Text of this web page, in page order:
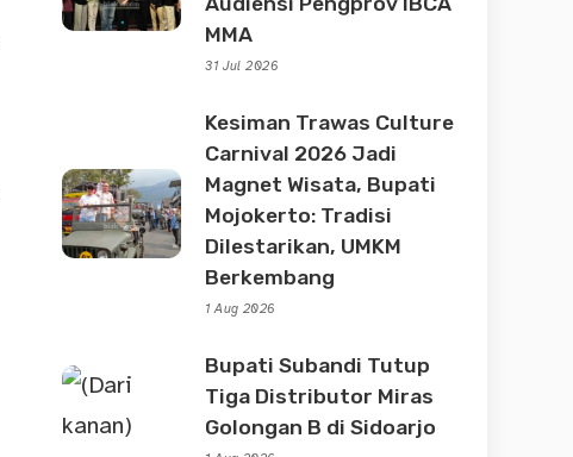
MMA
31 Jul 2026
Kesiman Trawas Culture
Carnival 2026 Jadi
Magnet Wisata, Bupati
Mojokerto: Tradisi
Dilestarikan, UMKM
Berkembang
1 Aug 2026
Bupati Subandi Tutup
Tiga Distributor Miras
Golongan B di Sidoarjo